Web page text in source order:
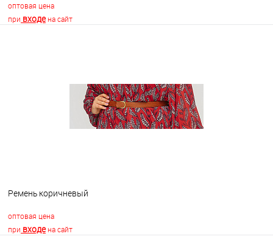
оптовая цена
при входена сайт
В наличии
Ремень коричневый
оптовая цена
при входена сайт